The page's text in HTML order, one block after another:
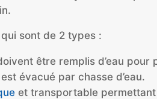
qui sont de 2 types :
être remplis d’eau
évacué par chasse d’eau.
et transportable